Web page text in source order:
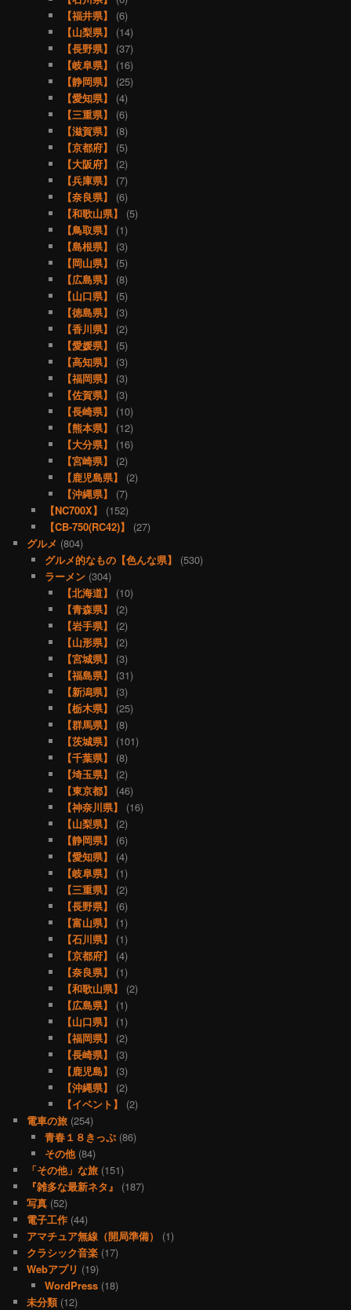
【福井県】
(6)
【山梨県】
(14)
【長野県】
(37)
【岐阜県】
(16)
【静岡県】
(25)
【愛知県】
(4)
【三重県】
(6)
【滋賀県】
(8)
【京都府】
(5)
【大阪府】
(2)
【兵庫県】
(7)
【奈良県】
(6)
【和歌山県】
(5)
【鳥取県】
(1)
【島根県】
(3)
【岡山県】
(5)
【広島県】
(8)
【山口県】
(5)
【徳島県】
(3)
【香川県】
(2)
【愛媛県】
(5)
【高知県】
(3)
【福岡県】
(3)
【佐賀県】
(3)
【長崎県】
(10)
【熊本県】
(12)
【大分県】
(16)
【宮崎県】
(2)
【鹿児島県】
(2)
【沖縄県】
(7)
【NC700X】
(152)
【CB-750(RC42)】
(27)
グルメ (804)
グルメ的なもの【色んな県】
(530)
ラーメン(304)
【北海道】
(10)
【青森県】
(2)
【岩手県】
(2)
【山形県】
(2)
【宮城県】
(3)
【福島県】
(31)
【新潟県】
(3)
【栃木県】
(25)
【群馬県】
(8)
【茨城県】
(101)
【千葉県】
(8)
【埼玉県】
(2)
【東京都】
(46)
【神奈川県】
(16)
【山梨県】
(2)
【静岡県】
(6)
【愛知県】
(4)
【岐阜県】
(1)
【三重県】
(2)
【長野県】
(6)
【富山県】
(1)
【石川県】
(1)
【京都府】
(4)
【奈良県】
(1)
【和歌山県】
(2)
【広島県】
(1)
【山口県】
(1)
【福岡県】
(2)
【長崎県】
(3)
【鹿児島】
(3)
【沖縄県】
(2)
【イベント】
(2)
電車の旅 (254)
青春１８きっぷ(86)
その他(84)
「その他」な旅 (151)
『雑多な最新ネタ』
(187)
写真 (52)
電子工作 (44)
アマチュア無線（開局準備）
(1)
クラシック音楽 (17)
Webアプリ (19)
WordPress(18)
未分類(12)